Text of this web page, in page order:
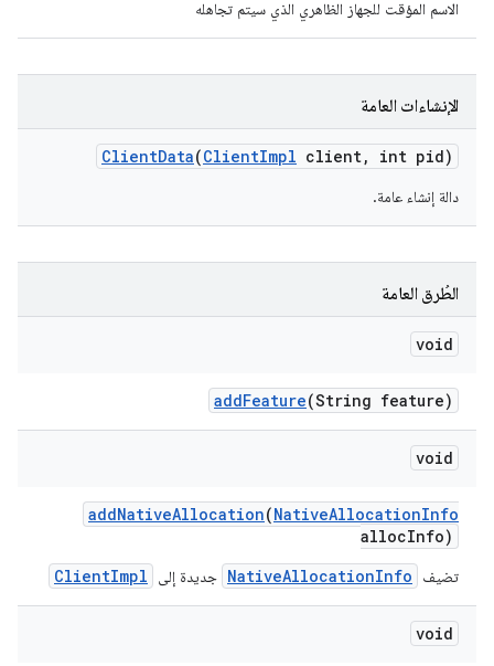
الاسم المؤقت للجهاز الظاهري الذي سيتم تجاهله
الإنشاءات العامة
ClientData(ClientImpl client, int pid)
دالة إنشاء عامة.
الطُرق العامة
void
addFeature(String feature)
void
addNativeAllocation(NativeAllocationInfo
allocInfo)
تضيف NativeAllocationInfo جديدة إلى ClientImpl
void